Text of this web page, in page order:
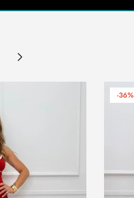
Avanti
-36%